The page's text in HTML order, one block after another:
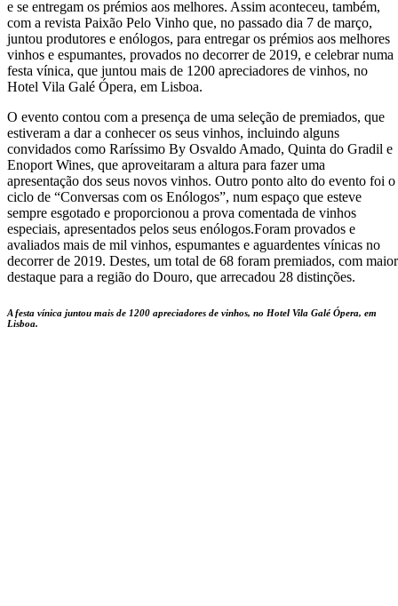
e se entregam os prémios aos melhores. Assim aconteceu, também,
com a revista Paixão Pelo Vinho que, no passado dia 7 de março,
juntou produtores e enólogos, para entregar os prémios aos melhores
vinhos e espumantes, provados no decorrer de 2019, e celebrar numa
festa vínica, que juntou mais de 1200 apreciadores de vinhos, no
Hotel Vila Galé Ópera, em Lisboa.
O evento contou com a presença de uma seleção de premiados, que
estiveram a dar a conhecer os seus vinhos, incluindo alguns
convidados como Raríssimo By Osvaldo Amado, Quinta do Gradil e
Enoport Wines, que aproveitaram a altura para fazer uma
apresentação dos seus novos vinhos. Outro ponto alto do evento foi o
ciclo de “Conversas com os Enólogos”, num espaço que esteve
sempre esgotado e proporcionou a prova comentada de vinhos
especiais, apresentados pelos seus enólogos.Foram provados e
avaliados mais de mil vinhos, espumantes e aguardentes vínicas no
decorrer de 2019. Destes, um total de 68 foram premiados, com maior
destaque para a região do Douro, que arrecadou 28 distinções.
A festa vínica juntou mais de 1200 apreciadores de vinhos, no Hotel Vila Galé Ópera, em
Lisboa.